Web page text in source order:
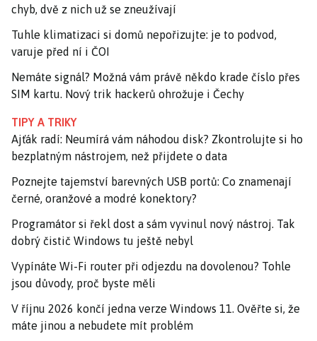
chyb, dvě z nich už se zneužívají
Tuhle klimatizaci si domů nepořizujte: je to podvod,
varuje před ní i ČOI
Nemáte signál? Možná vám právě někdo krade číslo přes
SIM kartu. Nový trik hackerů ohrožuje i Čechy
TIPY A TRIKY
Ajťák radí: Neumírá vám náhodou disk? Zkontrolujte si ho
bezplatným nástrojem, než přijdete o data
Poznejte tajemství barevných USB portů: Co znamenají
černé, oranžové a modré konektory?
Programátor si řekl dost a sám vyvinul nový nástroj. Tak
dobrý čistič Windows tu ještě nebyl
Vypínáte Wi-Fi router při odjezdu na dovolenou? Tohle
jsou důvody, proč byste měli
V říjnu 2026 končí jedna verze Windows 11. Ověřte si, že
máte jinou a nebudete mít problém